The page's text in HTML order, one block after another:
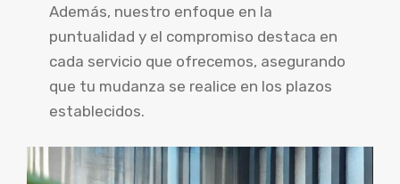
Además, nuestro enfoque en la
puntualidad y el compromiso destaca en
cada servicio que ofrecemos, asegurando
que tu mudanza se realice en los plazos
establecidos.